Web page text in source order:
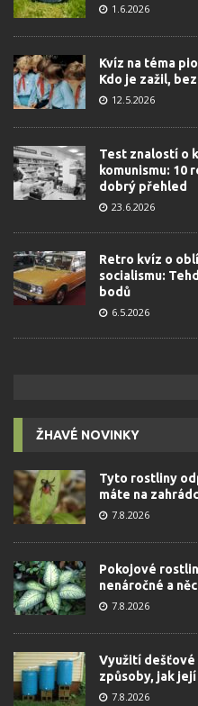
1.6.2026
Kvíz na téma
Kdo je zažil,
12.5.2026
Test znalostí o
komunismu: 10
dobrý přehled
23.6.2026
Retro kvíz o
socialismu:
bodů
6.5.2026
ŽHAVÉ NOVINKY
Tyto rostliny
máte na
7.8.2026
Pokojové
nenáročné a
7.8.2026
Využití dešťové
způsoby, jak
7.8.2026